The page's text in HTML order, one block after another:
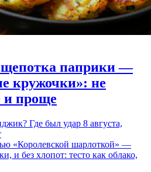
паприки —
кружочки»: не
и проще
Где был удар 8 августа,
«Королевской шарлоткой» —
и без хлопот: тесто как облако,